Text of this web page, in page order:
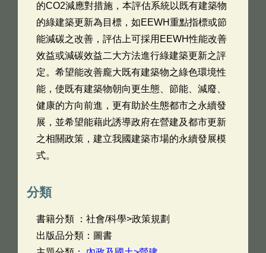
的CO2減應對措施，本評估系統以既有建築物
的綠建築更新為目標，如EEWH重點指標或節
能減碳之改善，評估上可採用EEWH性能改善
效益或減碳效益二大方法進行綠建築更新之評
定。希望能改善龐大既有建築物之綠色環境性
能，使既有建築物朝向更生態、節能、減廢、
健康的方向前進，更有助於生態都市之永續發
展，並希望能藉此誘導政府在營建及都市更新
之相關政策，建立我國建築市場的永續發展模
式。
分類
書籍分類 ：社會/科學>政策規劃
出版品分類：圖書